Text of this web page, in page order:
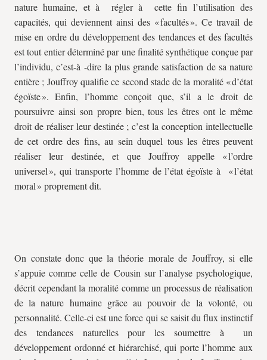
nature humaine, et à régler à cette fin l’utilisation des
capacités, qui deviennent ainsi des « facultés ». Ce travail de
mise en ordre du développement des tendances et des facultés
est tout entier déterminé par une finalité synthétique conçue par
l’individu, c’est-à -dire la plus grande satisfaction de sa nature
entière ; Jouffroy qualifie ce second stade de la moralité « d’état
égoïste ». Enfin, l’homme conçoit que, s’il a le droit de
poursuivre ainsi son propre bien, tous les êtres ont le même
droit de réaliser leur destinée ; c’est la conception intellectuelle
de cet ordre des fins, au sein duquel tous les êtres peuvent
réaliser leur destinée, et que Jouffroy appelle « l’ordre
universel », qui transporte l’homme de l’état égoïste à « l’état
moral » proprement dit.
On constate donc que la théorie morale de Jouffroy, si elle
s’appuie comme celle de Cousin sur l’analyse psychologique,
décrit cependant la moralité comme un processus de réalisation
de la nature humaine grâce au pouvoir de la volonté, ou
personnalité. Celle-ci est une force qui se saisit du flux instinctif
des tendances naturelles pour les soumettre à un
développement ordonné et hiérarchisé, qui porte l’homme aux